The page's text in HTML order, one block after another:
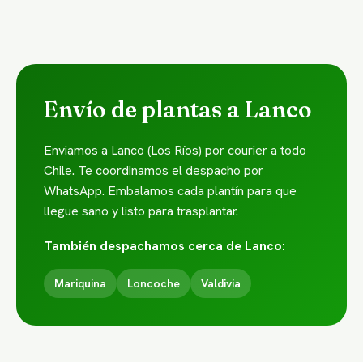
Envío de plantas a Lanco
Enviamos a Lanco (Los Ríos) por courier a todo
Chile. Te coordinamos el despacho por
WhatsApp. Embalamos cada plantín para que
llegue sano y listo para trasplantar.
También despachamos cerca de Lanco:
Mariquina Loncoche Valdivia